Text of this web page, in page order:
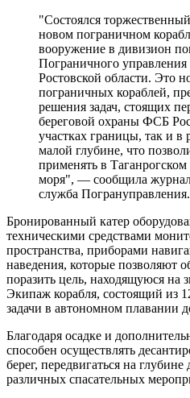
"Состоялся
новом пограничном
вооружение в дивизион
Пограничного
Ростовской области. Это
пограничных кораблей,
решения задач, стоящих
береговой охраны ФСБ
участках границы, так и в
малой глубине, что
применять в Таганрогском
моря", — сообщила
служба Погрануправления.
Бронированный катер
техническими средствами
пространства, приборами
наведения, которые позволяют
поразить цель, находящуюся на
Экипаж корабля, состоящий из
задачи в автономном плавании
Благодаря осадке и
способен осуществлять
берег, передвигаться на
различных спасательных